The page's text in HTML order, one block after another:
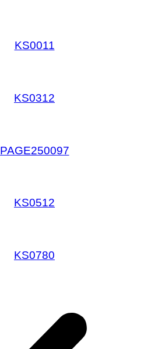
KS0011
KS0312
PAGE250097
KS0512
KS0780